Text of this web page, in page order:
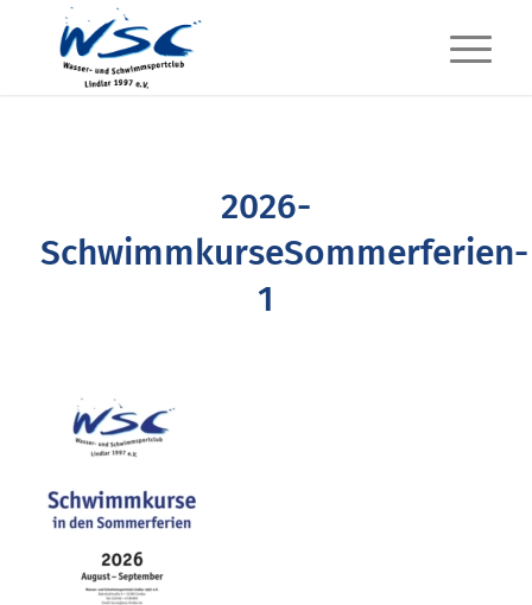
2026-
SchwimmkurseSommerferien-
1